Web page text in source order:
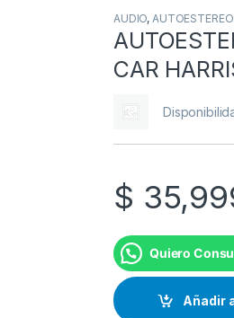
AUDIO,AUTOESTEREO
CAR
$
Quiero
Añadir